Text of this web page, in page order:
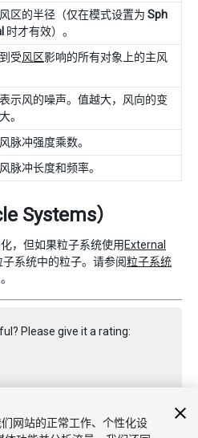
区的半径（仅在模式设置为 Sph
时才有效）。
受风区影响的所有对象上的主风
示风的噪声。值越大，风向的变
。
脉冲强度乘数。
脉冲长度和频率。
Systems）
，但如果粒子系统使用 External
系统中的粒子。请参阅粒子系统
Please give it a rating:
网站的正常工作、个性化设